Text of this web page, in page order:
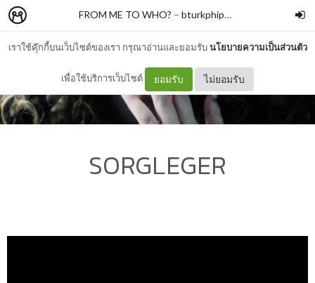
เราใช้คุ๊กกี้บนเว็บไซต์ของเรา กรุณาอ่านและยอมรับนโยบายความเป็นส่วนตัว
เพื่อใช้บริการเว็บไซต์ ยอมรับ ไม่ยอมรับ
FROM ME TO WHO? – bturkphiphek
SORGLEGER